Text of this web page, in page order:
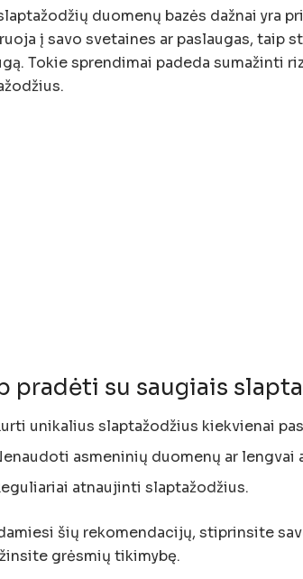
duomenų bazės dažnai yra
į savo svetaines ar paslaugas, taip
Tokie sprendimai padeda sumažinti
pradėti su saugiais
unikalius slaptažodžius kiekvienai
asmeninių duomenų ar lengvai
atnaujinti slaptažodžius.
šių rekomendacijų, stiprinsite
grėsmių tikimybę.